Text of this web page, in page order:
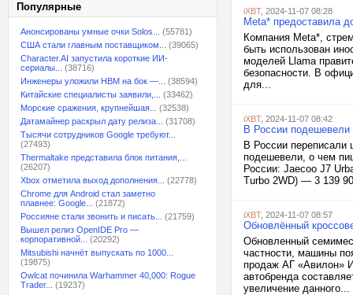
Популярные
Анонсированы умные очки Solos...
(55781)
США стали главным поставщиком...
(39065)
Character.AI запустила короткие ИИ-
сериалы...
(38716)
Инженеры уложили HBM на бок —...
(38594)
Китайские специалисты заявили,...
(33462)
Морские сражения, крупнейшая...
(32538)
Датамайнер раскрыл дату релиза...
(31708)
Тысячи сотрудников Google требуют...
(27493)
Thermaltake представила блок питания,...
(26207)
Xbox отметила выход дополнения...
(22778)
Chrome для Android стал заметно
плавнее: Google...
(21872)
Россияне стали звонить и писать...
(21759)
Вышел релиз OpenIDE Pro —
корпоративной...
(20292)
Mitsubishi начнёт выпускать по 1000...
(19875)
Owlcat починила Warhammer 40,000: Rogue
Trader...
(19237)
iXBT, 2024-11-07 08:28
Meta* предоставила
Компания Meta*,
быть использован
моделей Llama
безопасности. В
для...
iXBT, 2024-11-07 08:42
В России
В России переписали
подешевели, о чем
России: Jaecoo J7
Turbo 2WD) — 3 139
iXBT, 2024-11-07 08:57
Обновлённый
Обновленный
частности, машины
продаж АГ «Авилон»
автобренда
увеличение данного...